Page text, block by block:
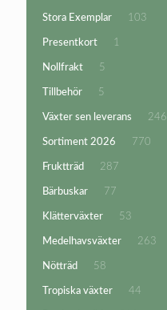
Stora Exemplar 103
Presentkort
1
Nollfrakt
5
Tillbehör
5
Växter sen leverans
246
Sortiment 2026
770
Fruktträd
287
Bärbuskar
77
Klätterväxter
53
Medelhavsväxter
263
Nötträd
58
Tropiska växter
44